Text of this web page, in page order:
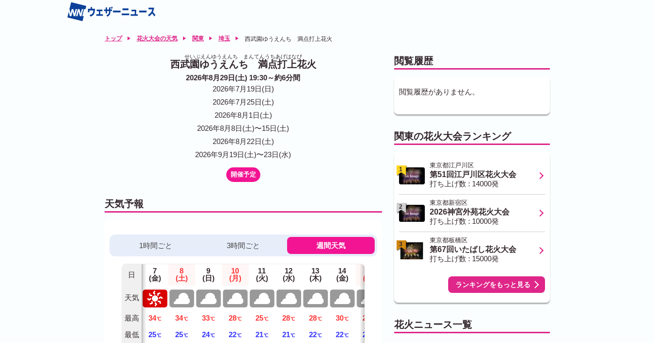
トップ 花火大会の天気 関東 埼玉 西武園ゆうえんち 満点打上花火
せいぶえんゆうえんち まんてんうちあげはなび
西武園ゆうえんち 満点打上花火
2026年8月29日(土) 19:30～約6分間
2026年7月19日(日)
2026年7月25日(土)
2026年8月1日(土)
2026年8月8日(土)〜15日(土)
2026年8月22日(土)
2026年9月19日(土)〜23日(水)
開催予定
天気予報
1時間ごと 3時間ごと 週間天気
日
天気
最高
最低
7
(金)
34℃
25℃
8
(土)
34℃
25℃
9
(日)
33℃
24℃
10
(月)
28℃
22℃
11
(火)
25℃
21℃
12
(水)
28℃
21℃
13
(木)
28℃
22℃
14
(金)
30℃
22℃
(土)
29
21
29℃
22
閲覧履歴
閲覧履歴がありません。
関東の花火大会ランキング
1
東京都江戸川区
第51回江戸川区花火大会
打ち上げ数 : 14000発
2
東京都新宿区
2026神宮外苑花火大会
打ち上げ数 : 10000発
3
東京都板橋区
第67回いたばし花火大会
打ち上げ数 : 15000発
ランキングをもっと見る
花火ニュース一覧